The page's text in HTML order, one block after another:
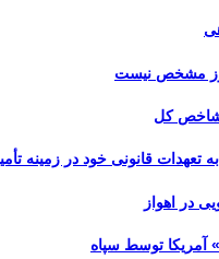
تعهدات قانونی خود در زمینه